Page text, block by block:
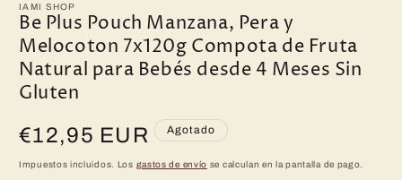
IAMI SHOP
Be Plus Pouch Manzana, Pera y
Melocoton 7x120g Compota de Fruta
Natural para Bebés desde 4 Meses Sin
Gluten
Precio
habitual
€12,95 EUR Agotado
Impuestos incluidos. Los gastos de envío se calculan en la pantalla de pago.